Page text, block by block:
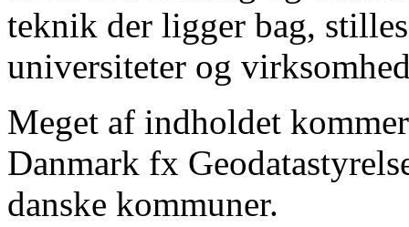
teknik der ligger bag,
universiteter og
Meget af indholdet
Danmark fx
danske kommuner.